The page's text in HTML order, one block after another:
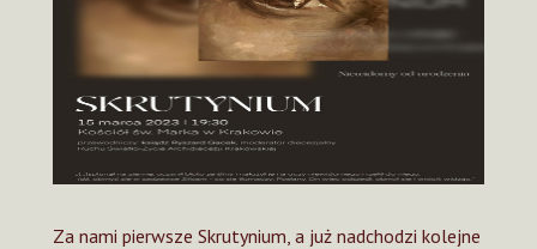
Za nami pierwsze Skrutynium, a już nadchodzi kolejne